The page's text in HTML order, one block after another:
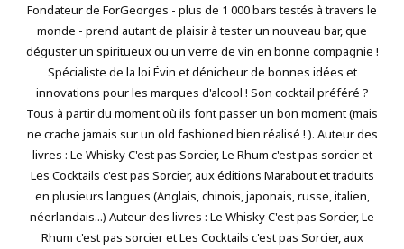
Fondateur de ForGeorges - plus de 1 000 bars testés à travers le
monde - prend autant de plaisir à tester un nouveau bar, que
déguster un spiritueux ou un verre de vin en bonne compagnie !
Spécialiste de la loi Évin et dénicheur de bonnes idées et
innovations pour les marques d'alcool ! Son cocktail préféré ?
Tous à partir du moment où ils font passer un bon moment (mais
ne crache jamais sur un old fashioned bien réalisé ! ). Auteur des
livres : Le Whisky C'est pas Sorcier, Le Rhum c'est pas sorcier et
Les Cocktails c'est pas Sorcier, aux éditions Marabout et traduits
en plusieurs langues (Anglais, chinois, japonais, russe, italien,
néerlandais...) Auteur des livres : Le Whisky C'est pas Sorcier, Le
Rhum c'est pas sorcier et Les Cocktails c'est pas Sorcier, aux